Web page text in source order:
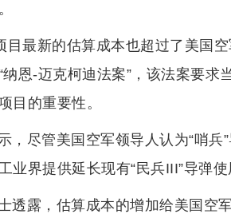
目最新的估算成本也超过了美国
恩-迈克柯迪法案”，该法案要
目的重要性。
，尽管美国空军领导人认为“哨
业界提供延长现有“民兵III”导弹使
透露，估算成本的增加给美国空